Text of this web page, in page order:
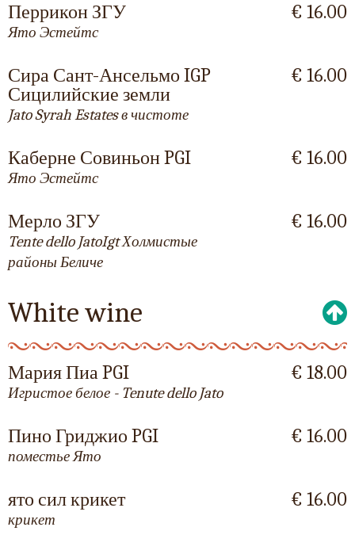
Перрикон ЗГУ
Ято Эстейтс
€ 16.00
Сира Сант-Ансельмо IGP
Сицилийские земли
Jato Syrah Estates в чистоте
€ 16.00
Каберне Совиньон PGI
Ято Эстейтс
€ 16.00
Мерло ЗГУ
Tente dello JatoIgt Холмистые
районы Беличе
€ 16.00
White wine
Мария Пиа PGI
Игристое белое - Tenute dello Jato
€ 18.00
Пино Гриджио PGI
поместье Ято
€ 16.00
ято сил крикет
крикет
€ 16.00